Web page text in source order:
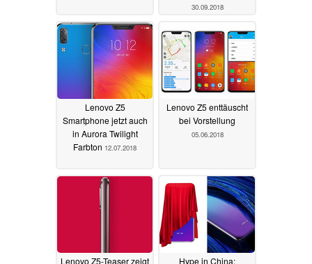
30.09.2018
Lenovo Z5
Smartphone jetzt auch
in Aurora Twilight
Farbton 12.07.2018
Lenovo Z5 enttäuscht
bei Vorstellung
05.06.2018
Lenovo Z5-Teaser zeigt
Hype in China: